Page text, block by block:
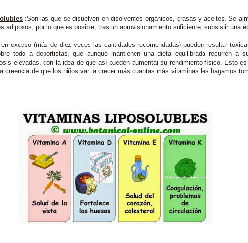
:Son las que se disuelven en disolventes orgánicos, grasas y aceites. Se
adiposos, por lo que es posible, tras un aprovisionamiento suficiente, subsistir una
exceso (más de diez veces las cantidades recomendadas) pueden resultar
todo a deportistas, que aunque mantienen una dieta equilibrada recurren a
elevadas, con la idea de que así pueden aumentar su rendimiento físico. Esto es
creencia de que los niños van a crecer más cuantas más vitaminas les hagamos